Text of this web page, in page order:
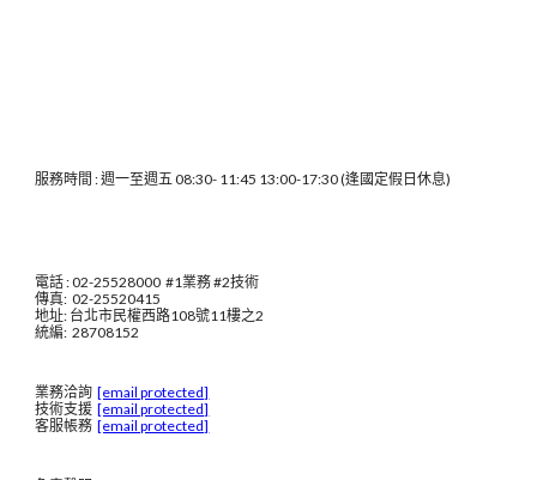
服務時間 : 週一至週五 08:30- 11:45 13:00-17:30 (逢國定假日休息)
電話 : 02-25528000 #1業務 #2技術
傳真: 02-25520415
地址: 台北市民權西路108號11樓之2
統編: 28708152
業務洽詢[email protected]
技術支援[email protected]
客服帳務[email protected]